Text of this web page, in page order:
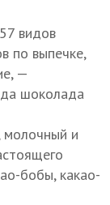
видов
по выпечке,
—
шоколада
и
бобы, какао-